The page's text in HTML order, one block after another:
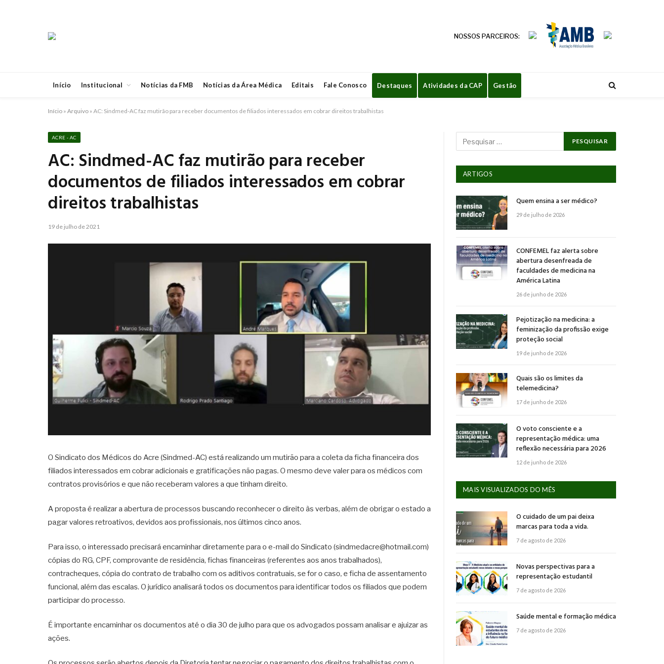
NOSSOS PARCEIROS:
Início Institucional Notícias da FMB Notícias da Área Médica Editais Fale Conosco Destaques Atividades da CAP Gestão
Início » Arquivo » AC: Sindmed-AC faz mutirão para receber documentos de filiados interessados em cobrar direitos trabalhistas
ACRE - AC
AC: Sindmed-AC faz mutirão para receber
documentos de filiados interessados em cobrar
direitos trabalhistas
19 de julho de 2021
O Sindicato dos Médicos do Acre (Sindmed-AC) está realizando um mutirão para a coleta da ficha financeira dos
filiados interessados em cobrar adicionais e gratificações não pagas. O mesmo deve valer para os médicos com
contratos provisórios e que não receberam valores a que tinham direito.
A proposta é realizar a abertura de processos buscando reconhecer o direito às verbas, além de obrigar o estado a
pagar valores retroativos, devidos aos profissionais, nos últimos cinco anos.
Para isso, o interessado precisará encaminhar diretamente para o e-mail do Sindicato (sindmedacre@hotmail.com)
cópias do RG, CPF, comprovante de residência, fichas financeiras (referentes aos anos trabalhados),
contracheques, cópia do contrato de trabalho com os aditivos contratuais, se for o caso, e ficha de assentamento
funcional, além das escalas. O jurídico analisará todos os documentos para identificar todos os filiados que podem
participar do processo.
É importante encaminhar os documentos até o dia 30 de julho para que os advogados possam analisar e ajuizar as
ações.
ARTIGOS
Quem ensina a ser médico?
29 de julho de 2026
CONFEMEL faz alerta sobre
abertura desenfreada de
faculdades de medicina na
América Latina
26 de junho de 2026
Pejotização na medicina: a
feminização da profissão exige
proteção social
19 de junho de 2026
Quais são os limites da
telemedicina?
17 de junho de 2026
O voto consciente e a
representação médica: uma
reflexão necessária para 2026
12 de junho de 2026
MAIS VISUALIZADOS DO MÊS
O cuidado de um pai deixa
marcas para toda a vida.
7 de agosto de 2026
Novas perspectivas para a
representação estudantil
7 de agosto de 2026
Saúde mental e formação médica
7 de agosto de 2026